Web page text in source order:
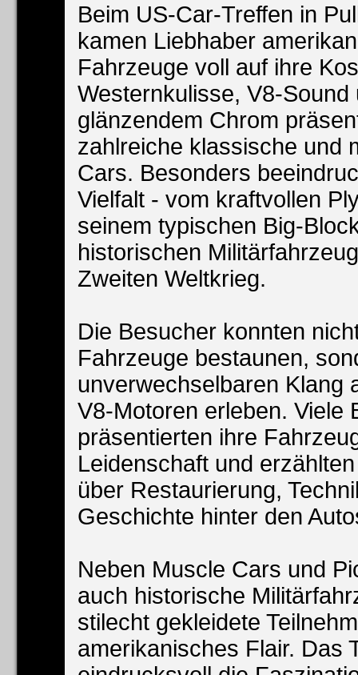
Beim US-Car-Treffen in
kamen Liebhaber
Fahrzeuge voll auf ihre
Westernkulisse, V8-Sound
glänzendem Chrom
zahlreiche klassische und
Cars. Besonders
Vielfalt - vom kraftvollen
seinem typischen Big-
historischen
Zweiten Weltkrieg.
Die Besucher konnten
Fahrzeuge bestaunen,
unverwechselbaren Klang
V8-Motoren erleben. Viele
präsentierten ihre
Leidenschaft und
über Restaurierung,
Geschichte hinter den
Neben Muscle Cars und
auch historische
stilecht gekleidete
amerikanisches Flair. Das